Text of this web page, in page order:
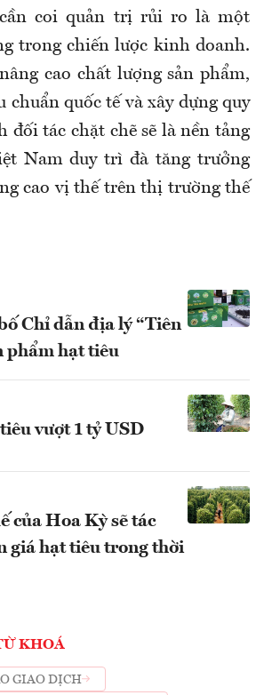
coi quản trị rủi ro là một
trong chiến lược kinh doanh.
cao chất lượng sản phẩm,
chuẩn quốc tế và xây dựng quy
tác chặt chẽ sẽ là nền tảng
Nam duy trì đà tăng trưởng
cao vị thế trên thị trường thế
Chỉ dẫn địa lý “Tiên
phẩm hạt tiêu
vượt 1 tỷ USD
của Hoa Kỳ sẽ tác
giá hạt tiêu trong thời
KHOÁ
GIAO DỊCH